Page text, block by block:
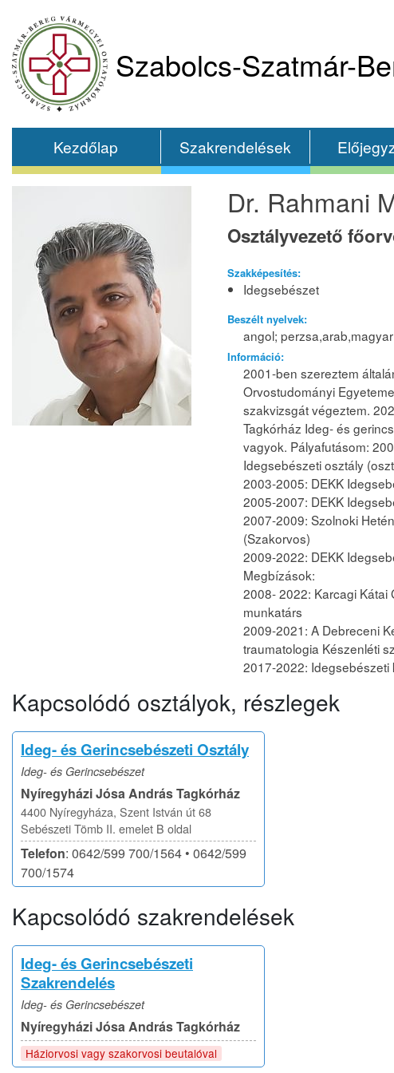
Szabolcs-Szatmár-
Kezdőlap Szakrendelések
Dr. Rahmani
Osztályvezető
Szakképesítés:
Idegsebészet
Beszélt nyelvek:
angol; perzsa,arab,magyar
Információ:
2001-ben szereztem
Orvostudományi
szakvizsgát végeztem.
Tagkórház Ideg- és
vagyok. Pályafutásom:
Idegsebészeti osztály
2003-2005: DEKK
2005-2007: DEKK
2007-2009: Szolnoki
(Szakorvos)
2009-2022: DEKK
Megbízások:
2008- 2022: Karcagi
munkatárs
2009-2021: A Debreceni
traumatologia Készenléti
2017-2022: Idegsebészeti
Kapcsolódó osztályok, részlegek
Ideg- és Gerincsebészeti Osztály
Ideg- és Gerincsebészet
Nyíregyházi Jósa András Tagkórház
4400 Nyíregyháza, Szent István út 68
Sebészeti Tömb II. emelet B oldal
Telefon: 0642/599 700/1564 • 0642/599
700/1574
Kapcsolódó szakrendelések
Ideg- és Gerincsebészeti
Szakrendelés
Ideg- és Gerincsebészet
Nyíregyházi Jósa András Tagkórház
Háziorvosi vagy szakorvosi beutalóval